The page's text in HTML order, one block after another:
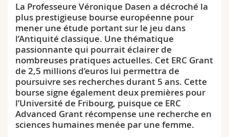
Interfacultaire
Doctorants
Programme des cours
MyUnifr
La Professeure Véronique Dasen a décroché la
plus prestigieuse bourse européenne pour
mener une étude portant sur le jeu dans
l’Antiquité classique. Une thématique
passionnante qui pourrait éclairer de
nombreuses pratiques actuelles. Cet ERC Grant
de 2,5 millions d’euros lui permettra de
poursuivre ses recherches durant 5 ans. Cette
bourse signe également deux premières pour
l’Université de Fribourg, puisque ce ERC
Advanced Grant récompense une recherche en
sciences humaines menée par une femme.